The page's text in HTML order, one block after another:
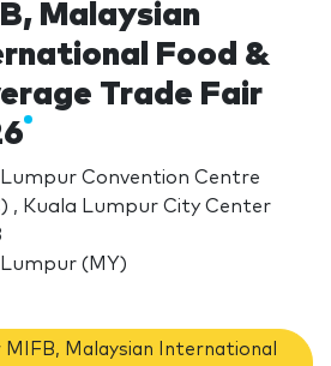
Malaysian
Food &
Trade Fair
Lumpur Convention Centre
, Kuala Lumpur City Center
(MY)
MIFB, Malaysian International